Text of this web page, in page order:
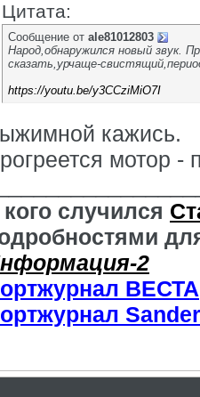
Цитата:
Сообщение от ale81012803
Народ,обнаружился новый звук.
сказать,урчаще-
https://youtu.be/y3CCziMiO7I
кажись.
мотор -
случился
2
ВЕСТА